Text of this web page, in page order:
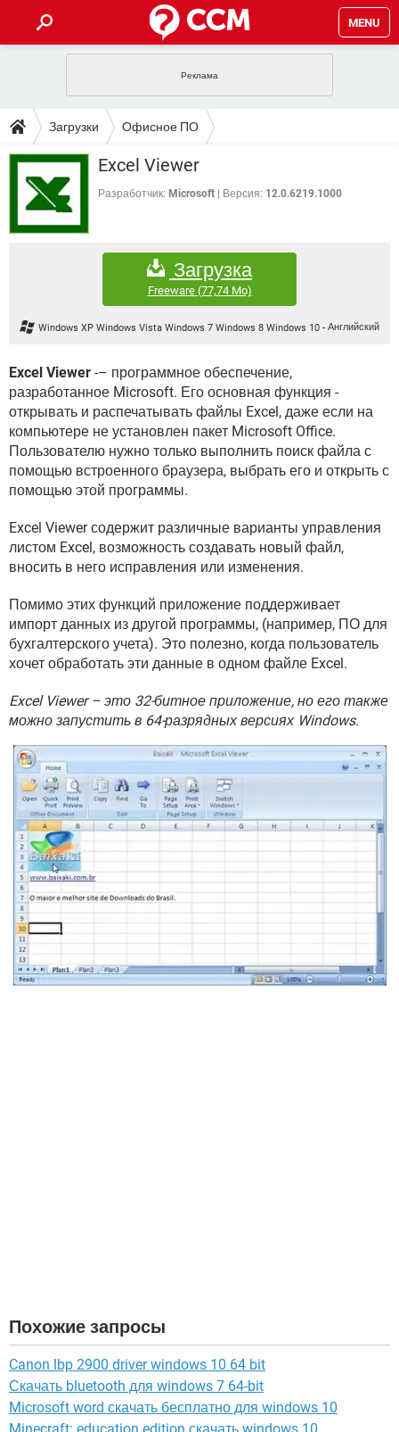
MENU
INSTAGRAM FACEBOOK
ИГРЫ
ВКОНТАКТЕ ВИДЕО
GOOGLE
ПОЛЕЗНЫЕ СОВЕТЫ
TIKTOK
WHATSAPP
FACEBOOK
GOOGLE
ЗАГРУЗКИ
TIKTOK TELEGRAM
WHATSAPP
ИГРЫ
ВКОНТАКТЕ
ФОРУМ
INSTAGRAM
ИГРЫ
WINDOWS 10 ВКОНТАКТЕ
YANDEX
ЭНЦИКЛОПЕДИЯ
TELEGRAM
WINDOWS 10 ВКОНТАКТЕ
GOOGLE
YANDEX
Загрузки Офисное ПО
Excel Viewer
Разработчик: Microsoft Версия: 12.0.6219.1000
Загрузка
Freeware(77,74 Mo)
Windows XP Windows Vista Windows 7 Windows 8 Windows 10 - Английский
Excel Viewer -– программное обеспечение,
разработанное Microsoft. Его основная функция -
открывать и распечатывать файлы Excel, даже если на
компьютере не установлен пакет Microsoft Office.
Пользователю нужно только выполнить поиск файла с
помощью встроенного браузера, выбрать его и открыть с
помощью этой программы.
Excel Viewer содержит различные варианты управления
листом Excel, возможность создавать новый файл,
вносить в него исправления или изменения.
Помимо этих функций приложение поддерживает
импорт данных из другой программы, (например, ПО для
бухгалтерского учета). Это полезно, когда пользователь
хочет обработать эти данные в одном файле Excel.
Excel Viewer – это 32-битное приложение, но его также
можно запустить в 64-разрядных версиях Windows.
Похожие запросы
Canon lbp 2900 driver windows 10 64 bit
Скачать bluetooth для windows 7 64-bit
Microsoft word скачать бесплатно для windows 10